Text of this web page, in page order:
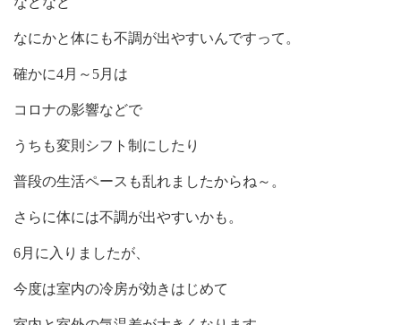
なにかと体にも不調が出やすいんですって。
確かに4月～5月は
コロナの影響などで
うちも変則シフト制にしたり
普段の生活ペースも乱れましたからね～。
さらに体には不調が出やすいかも。
6月に入りましたが、
今度は室内の冷房が効きはじめて